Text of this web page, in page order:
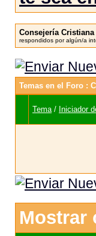
Consejería
respondidos por algún/a
Temas en el Foro :
Tema/ Iniciador
Mostrar